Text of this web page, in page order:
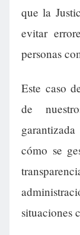
que la
evitar
personas
Este caso
de
cómo se
situaciones